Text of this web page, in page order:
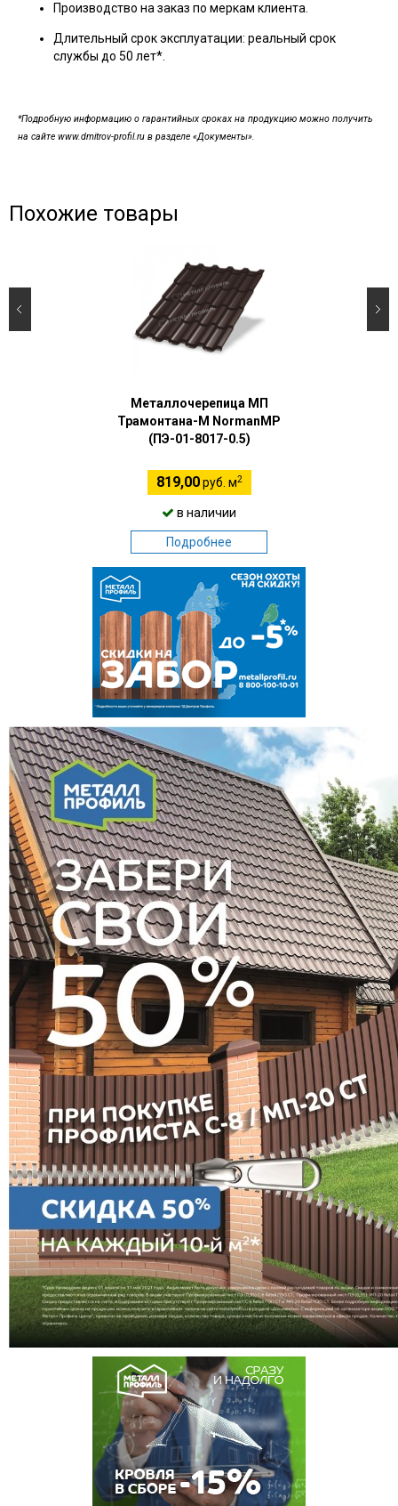
Производство на заказ по меркам клиента.
Длительный срок эксплуатации: реальный срок
службы до 50 лет*.
*Подробную информацию о гарантийных сроках на продукцию можно получить
на сайте www.dmitrov-profil.ru в разделе «Документы».
Похожие товары
Металлочерепица МП
Трамонтана-M NormanMP
(ПЭ-01-8017-0.5)
819,00руб. м2
в наличии
Подробнее